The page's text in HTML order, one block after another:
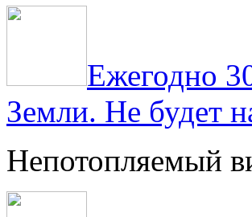
Ежегодно
Земли. Не будет
Непотопляемый